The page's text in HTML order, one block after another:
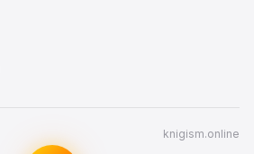
knigism.online